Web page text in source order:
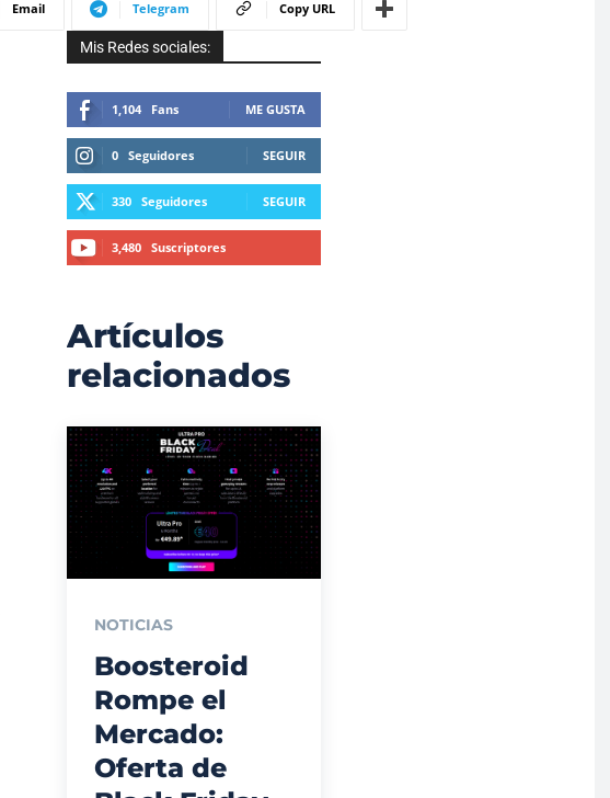
Email Telegram Copy URL
Mis Redes sociales:
1,104 Fans ME GUSTA
0 Seguidores SEGUIR
330 Seguidores SEGUIR
3,480 Suscriptores
Artículos
relacionados
NOTICIAS
Boosteroid
Rompe el
Mercado:
Oferta de